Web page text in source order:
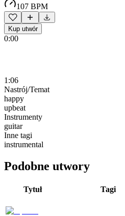
107 BPM
Kup utwór
0:00
1:06
Nastrój/Temat
happy
upbeat
Instrumenty
guitar
Inne tagi
instrumental
Podobne utwory
Tytuł Tagi